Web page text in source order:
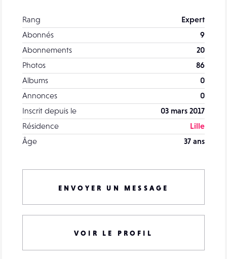
Rang
Expert
Abonnés
9
Abonnements
20
Photos
86
Albums
0
Annonces
0
Inscrit depuis le
03 mars 2017
Résidence
Lille
Âge
37 ans
ENVOYER UN MESSAGE
VOIR LE PROFIL